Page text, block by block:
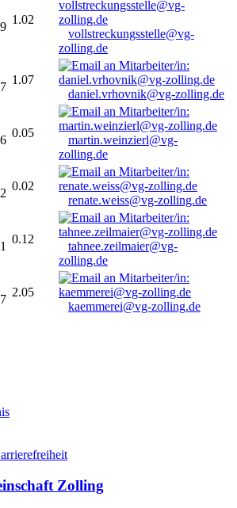
1.02
vollstreckungsstelle@vg-
zolling.de
1.07
daniel.vrhovnik@vg-zolling.de
0.05
martin.weinzierl@vg-
zolling.de
0.02
renate.weiss@vg-zolling.de
0.12
tahnee.zeilmaier@vg-
zolling.de
2.05
kaemmerei@vg-zolling.de
Zolling